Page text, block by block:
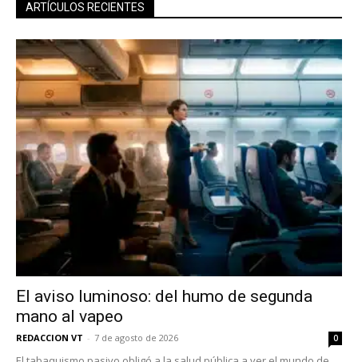
ARTÍCULOS RECIENTES
El aviso luminoso: del humo de segunda
mano al vapeo
REDACCION VT - 7 de agosto de 2026 0